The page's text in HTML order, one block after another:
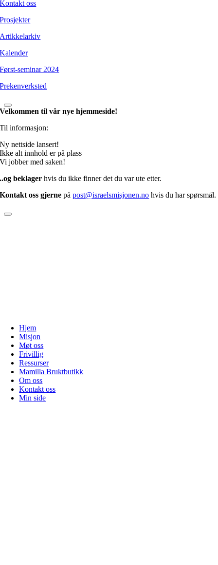
Kontakt oss
Prosjekter
Artikkelarkiv
Kalender
Først-seminar 2024
Prekenverksted
Velkommen til vår nye hjemmeside!
Til informasjon:
Ny nettside lansert!
Ikke alt innhold er på plass
Vi jobber med saken!
..og beklager hvis du ikke finner det du var ute etter.
Kontakt oss gjerne påpost@israelsmisjonen.no hvis du har spørsmål.
Hjem
Misjon
Møt oss
Frivillig
Ressurser
Mamilla Bruktbutikk
Om oss
Kontakt oss
Min side